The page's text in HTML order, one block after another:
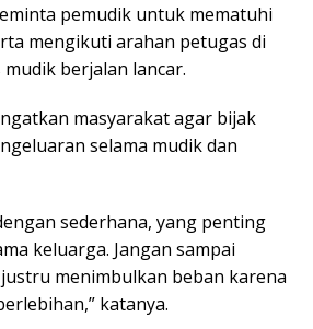
pemudik untuk mematuhi
mengikuti arahan petugas di
berjalan lancar.
masyarakat agar bijak
selama mudik dan
sederhana, yang penting
keluarga. Jangan sampai
menimbulkan beban karena
katanya.